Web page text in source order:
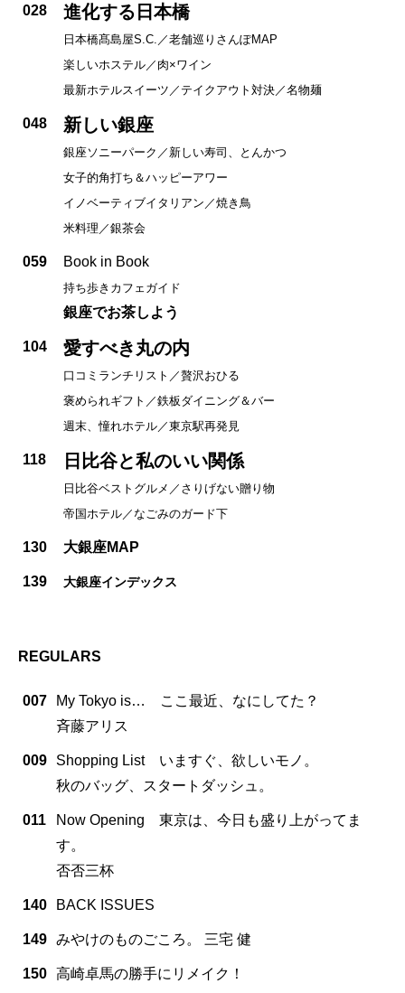
028 進化する日本橋
日本橋髙島屋S.C.／老舗巡りさんぽMAP
楽しいホステル／肉×ワイン
最新ホテルスイーツ／テイクアウト対決／名物麺
048 新しい銀座
銀座ソニーパーク／新しい寿司、とんかつ
女子的角打ち＆ハッピーアワー
イノベーティブイタリアン／焼き鳥
米料理／銀茶会
059 Book in Book
持ち歩きカフェガイド
銀座でお茶しよう
104 愛すべき丸の内
口コミランチリスト／贅沢おひる
褒められギフト／鉄板ダイニング＆バー
週末、憧れホテル／東京駅再発見
118 日比谷と私のいい関係
日比谷ベストグルメ／さりげない贈り物
帝国ホテル／なごみのガード下
130 大銀座MAP
139 大銀座インデックス
REGULARS
007
My Tokyo is… ここ最近、なにしてた？
斉藤アリス
009
Shopping List いますぐ、欲しいモノ。
秋のバッグ、スタートダッシュ。
011
Now Opening 東京は、今日も盛り上がってま
す。
否否三杯
140 BACK ISSUES
149 みやけのものごころ。 三宅 健
150 高崎卓馬の勝手にリメイク！